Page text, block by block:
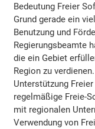
Bedeutung Freier
Grund gerade ein
Benutzung und
Regierungsbeamte
die ein Gebiet
Region zu
Unterstützung
regelmäßige Freie-
mit regionalen
Verwendung von